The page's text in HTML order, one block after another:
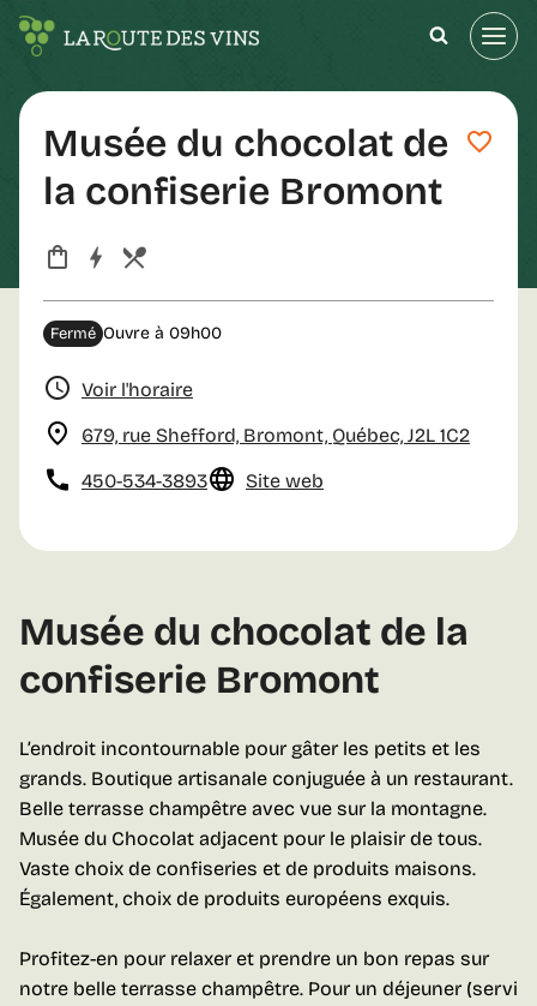
Aller
Musée du chocolat de
la confiserie Bromont
Fermé Ouvre à 09h00
Voir l'horaire
679, rue Shefford, Bromont, Québec, J2L 1C2
450-534-3893
Site web
Musée du chocolat de la
confiserie Bromont
L’endroit incontournable pour gâter les petits et les
grands. Boutique artisanale conjuguée à un restaurant.
Belle terrasse champêtre avec vue sur la montagne.
Musée du Chocolat adjacent pour le plaisir de tous.
Vaste choix de confiseries et de produits maisons.
Également, choix de produits européens exquis.
Profitez-en pour relaxer et prendre un bon repas sur
notre belle terrasse champêtre. Pour un déjeuner (servi